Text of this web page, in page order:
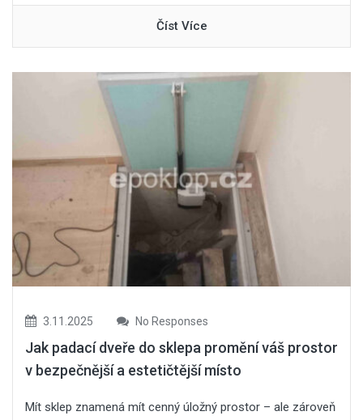
Číst Více
3.11.2025 No Responses
Jak padací dveře do sklepa promění váš prostor
v bezpečnější a estetičtější místo
Mít sklep znamená mít cenný úložný prostor – ale zároveň